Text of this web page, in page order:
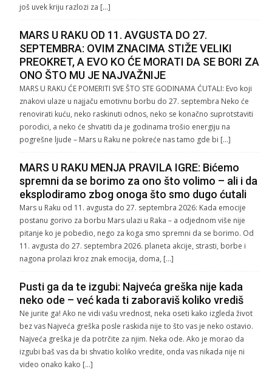
još uvek kriju razlozi za […]
MARS U RAKU OD 11. AVGUSTA DO 27.
SEPTEMBRA: OVIM ZNACIMA STIŽE VELIKI
PREOKRET, A EVO KO ĆE MORATI DA SE BORI ZA
ONO ŠTO MU JE NAJVAŽNIJE
MARS U RAKU ĆE POMERITI SVE ŠTO STE GODINAMA ĆUTALI: Evo koji
znakovi ulaze u najjaču emotivnu borbu do 27. septembra Neko će
renovirati kuću, neko raskinuti odnos, neko se konačno suprotstaviti
porodici, a neko će shvatiti da je godinama trošio energiju na
pogrešne ljude – Mars u Raku ne pokreće nas tamo gde bi […]
MARS U RAKU MENJA PRAVILA IGRE: Bićemo
spremni da se borimo za ono što volimo – ali i da
eksplodiramo zbog onoga što smo dugo ćutali
Mars u Raku od 11. avgusta do 27. septembra 2026: Kada emocije
postanu gorivo za borbu Mars ulazi u Raka – a odjednom više nije
pitanje ko je pobedio, nego za koga smo spremni da se borimo. Od
11. avgusta do 27. septembra 2026. planeta akcije, strasti, borbe i
nagona prolazi kroz znak emocija, doma, […]
Pusti ga da te izgubi: Najveća greška nije kada
neko ode – već kada ti zaboraviš koliko vrediš
Ne jurite ga! Ako ne vidi vašu vrednost, neka oseti kako izgleda život
bez vas Najveća greška posle raskida nije to što vas je neko ostavio.
Najveća greška je da potrčite za njim. Neka ode. Ako je morao da
izgubi baš vas da bi shvatio koliko vredite, onda vas nikada nije ni
video onako kako […]